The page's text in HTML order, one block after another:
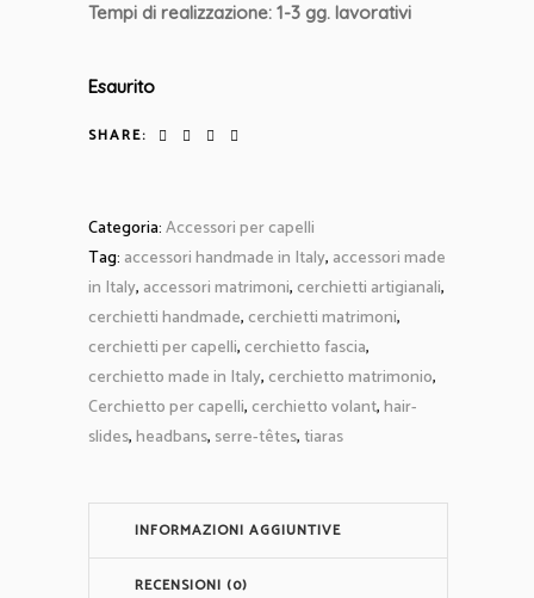
Tempi di realizzazione: 1-3 gg. lavorativi
Esaurito
SHARE:
Categoria:Accessori per capelli
Tag: accessori handmade in Italy, accessori made
in Italy, accessori matrimoni,cerchietti artigianali,
cerchietti handmade,cerchietti matrimoni,
cerchietti per capelli,cerchietto fascia,
cerchietto made in Italy,cerchietto matrimonio,
Cerchietto per capelli,cerchietto volant,hair-
slides,headbans, serre-têtes,tiaras
INFORMAZIONI AGGIUNTIVE
RECENSIONI (0)